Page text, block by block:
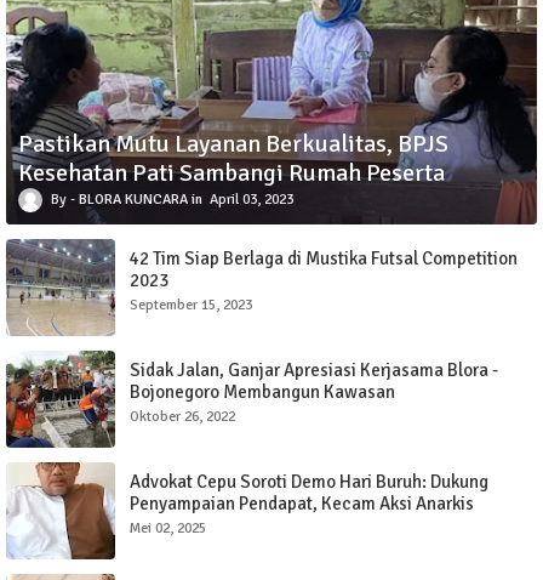
Pastikan Mutu Layanan Berkualitas, BPJS
Kesehatan Pati Sambangi Rumah Peserta
BLORA KUNCARA April 03, 2023
42 Tim Siap Berlaga di Mustika Futsal Competition
2023
September 15, 2023
Sidak Jalan, Ganjar Apresiasi Kerjasama Blora -
Bojonegoro Membangun Kawasan
Oktober 26, 2022
Advokat Cepu Soroti Demo Hari Buruh: Dukung
Penyampaian Pendapat, Kecam Aksi Anarkis
Mei 02, 2025